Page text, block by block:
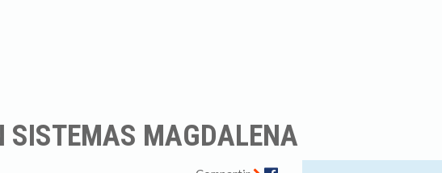
SISTEMAS MAGDALENA